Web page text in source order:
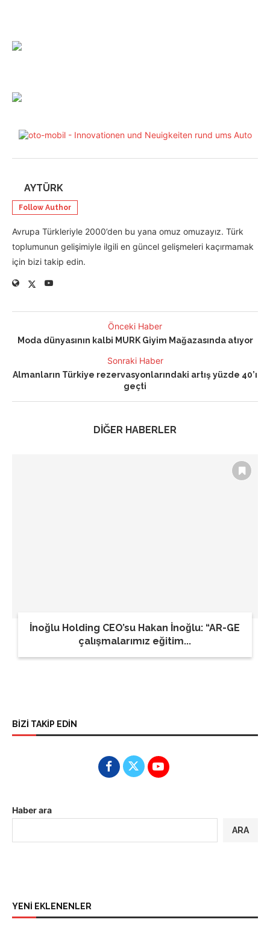
AYTÜRK
Follow Author
Avrupa Türkleriyle 2000’den bu yana omuz omuzayız. Türk
toplumunun gelişimiyle ilgili en güncel gelişmeleri kaçırmamak
için bizi takip edin.
Önceki Haber
Moda dünyasının kalbi MURK Giyim Mağazasında atıyor
Sonraki Haber
Almanların Türkiye rezervasyonlarındaki artış yüzde 40’ı
geçti
DİĞER HABERLER
İnoğlu Holding CEO’su Hakan İnoğlu: “AR-GE
çalışmalarımız eğitim...
BİZİ TAKİP EDİN
Haber ara
ARA
YENİ EKLENENLER